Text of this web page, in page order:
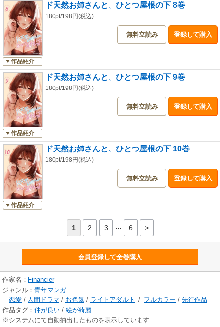
作品紹介
ド天然お姉さんと、ひとつ屋根の下 8巻
180pt/198円(税込)
無料立読み 登録して購入
作品紹介
ド天然お姉さんと、ひとつ屋根の下 9巻
180pt/198円(税込)
無料立読み 登録して購入
作品紹介
ド天然お姉さんと、ひとつ屋根の下 10巻
180pt/198円(税込)
無料立読み 登録して購入
1 2 3 ... 6 >
会員登録して全巻購入
作家名： Financier
ジャンル： 青年マンガ
恋愛 / 人間ドラマ / お色気 / ライトアダルト / フルカラー / 先行作品
作品タグ： 仲が良い / 絵が綺麗
※システムにて自動抽出したものを表示しています